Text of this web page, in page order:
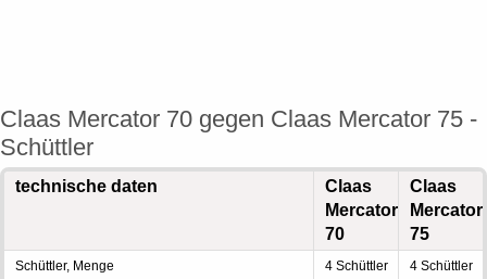
Claas Mercator 70 gegen Claas Mercator 75 -
Schüttler
technische daten
Claas
Mercator
70
Claas
Mercator
75
Schüttler, Menge 4 Schüttler 4 Schüttler